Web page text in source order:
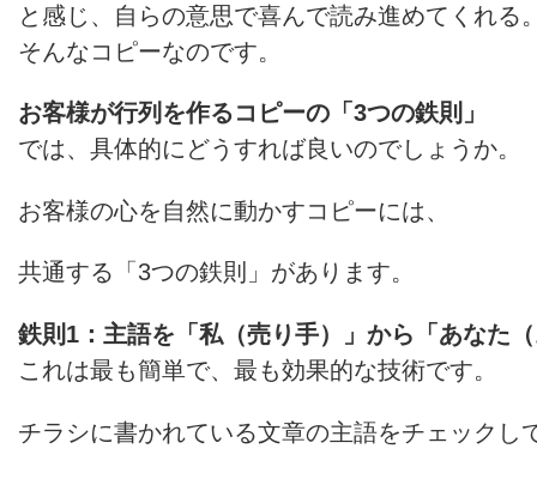
と感じ、自らの意思で喜んで読み進めてくれる
そんなコピーなのです。
お客様が行列を作るコピーの「3つの鉄則」
では、具体的にどうすれば良いのでしょうか。
お客様の心を自然に動かすコピーには、
共通する「3つの鉄則」があります。
鉄則1：主語を「私（売り手）」から「あなた
これは最も簡単で、最も効果的な技術です。
チラシに書かれている文章の主語をチェックし